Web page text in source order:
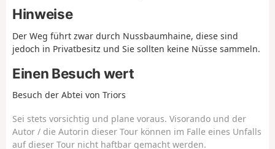
Hinweise
Der Weg führt zwar durch Nussbaumhaine, diese sind
jedoch in Privatbesitz und Sie sollten keine Nüsse sammeln.
Einen Besuch wert
Besuch der Abtei von Triors
Sei stets vorsichtig und plane voraus. Visorando und der
Autor / die Autorin dieser Tour können im Falle eines Unfalls
auf dieser Tour nicht haftbar gemacht werden.